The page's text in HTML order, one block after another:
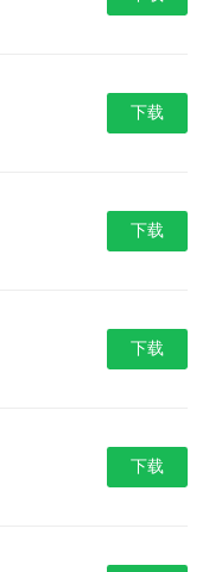
下载
下载
下载
下载